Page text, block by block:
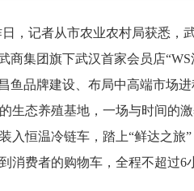
记者从市农业农村局获悉，
集团旗下武汉首家会员店
鱼品牌建设、布局中高端市场进
态养殖基地，一场与时间的
入恒温冷链车，踏上“鲜达之
消费者的购物车，全程不超过